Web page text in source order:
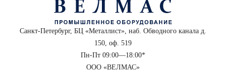
Санкт-Петербург, БЦ «Металлист», наб. Обводного канала д.
150, оф. 519
Пн-Пт 09:00—18:00*
ООО «ВЕЛМАС»